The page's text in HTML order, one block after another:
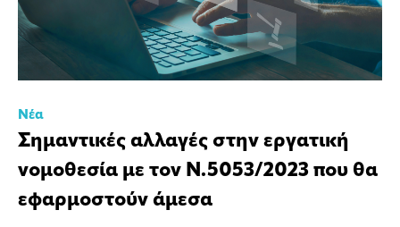
Νέα
Σημαντικές αλλαγές στην εργατική
νομοθεσία με τον Ν.5053/2023 που θα
εφαρμοστούν άμεσα